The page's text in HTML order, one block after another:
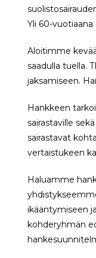
Yli 60-vuotiaana
Aloitimme
saadulla tuella.
jaksamiseen.
Hankkeen
sairastaville
sairastavat
vertaistukeen
Haluamme
ikääntymiseen
kohderyhmän